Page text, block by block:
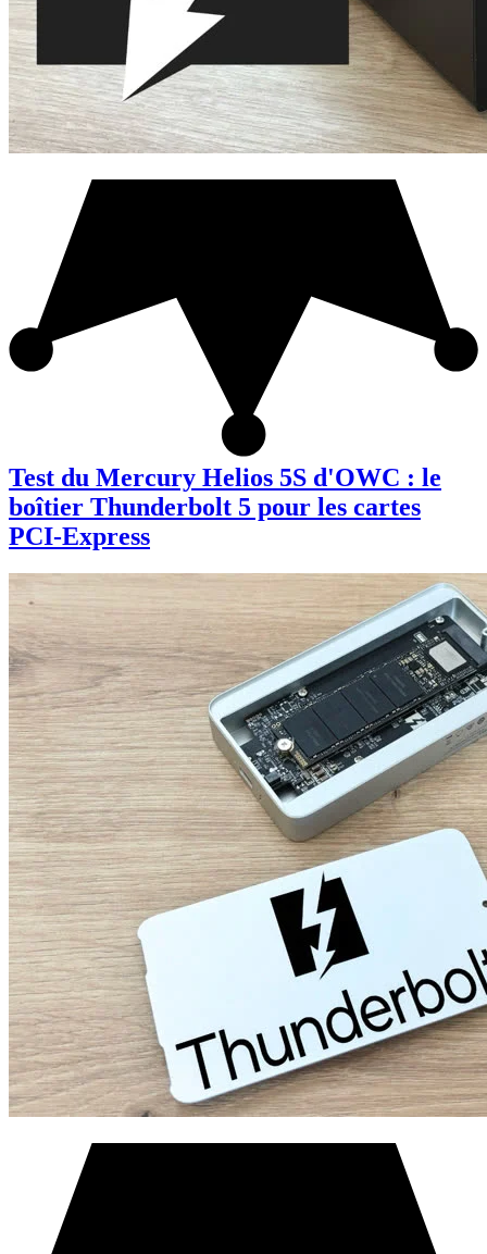
Test du Mercury Helios 5S d'OWC : le
boîtier Thunderbolt 5 pour les cartes
PCI-Express